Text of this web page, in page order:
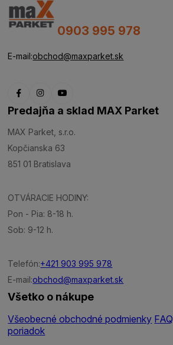
0903 995 978
E-mail:obchod@maxparket.sk
Predajňa a sklad MAX Parket
MAX Parket, s.r.o.
Kopčianska 63
851 01 Bratislava
OTVÁRACIE HODINY:
Pon - Pia: 8-18 h.
Sob: 9-12 h.
Telefón:+421 903 995 978
E-mail:obchod@maxparket.sk
Všetko o nákupe
Všeobecné obchodné podmienky FAQ
poriadok